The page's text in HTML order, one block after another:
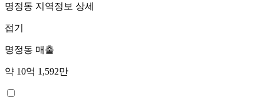
명정동 지역정보 상세
접기
명정동 매출
약 10억 1,592만